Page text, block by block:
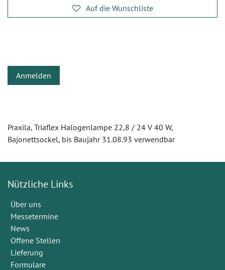
Auf die Wunschliste
Anmelden
Praxila, Triaflex Halogenlampe 22,8 / 24 V 40 W,
Bajonettsockel, bis Baujahr 31.08.93 verwendbar
Nützliche Links
Über uns
Messetermine
News
Offene Stellen
Lieferung
Formulare